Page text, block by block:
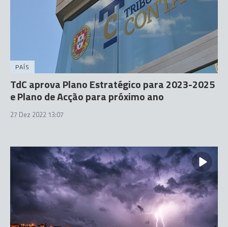
PAÍS
TdC aprova Plano Estratégico para 2023-2025
e Plano de Acção para próximo ano
27 Dez 2022 13:07